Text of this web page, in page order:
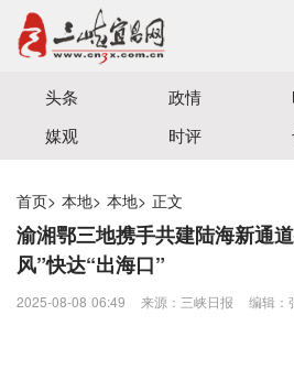
宜昌三峡融媒体中心主办
头条 政情
媒观
时评
首页> 本地> 本地> 正文
渝湘鄂三地携手共建陆海新通
风”快达“出海口”
2025-08-08 06:49 来源：三峡日报 编辑：